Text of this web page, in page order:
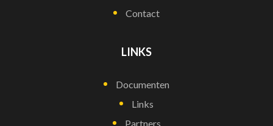
Contact
LINKS
Documenten
Links
Partners